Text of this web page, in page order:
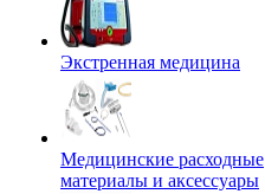
Экстренная медицина
Медицинские расходные
материалы и аксессуары